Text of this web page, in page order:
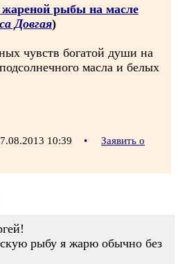
жареной рыбы на масле
Довгая)
чувств богатой души на
масла и белых
10:39 •
Заявить о
рыбу я жарю обычно без